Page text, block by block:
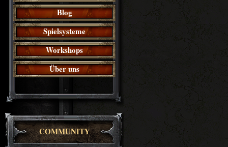
Blog
Spielsysteme
Workshops
Über uns
COMMUNITY